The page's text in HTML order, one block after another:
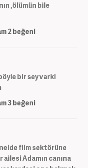
,ölümün bile
2beğeni
bir sey varki
3beğeni
film sektörüne
Adamın canına